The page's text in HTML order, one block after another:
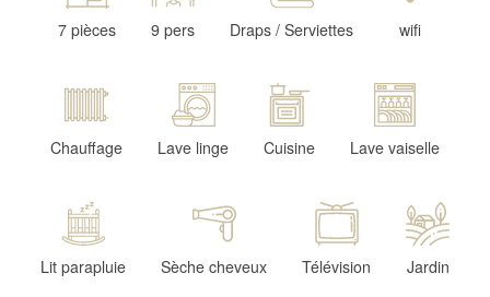
7 pièces 9 pers Draps / Serviettes wifi
Chauffage Lave linge Cuisine Lave vaiselle
Lit parapluie Sèche cheveux Télévision Jardin